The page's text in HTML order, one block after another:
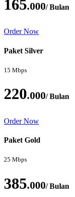
165.000/ Bulan
Order Now
Paket Silver
15 Mbps
220.000/ Bulan
Order Now
Paket Gold
25 Mbps
385.000/ Bulan